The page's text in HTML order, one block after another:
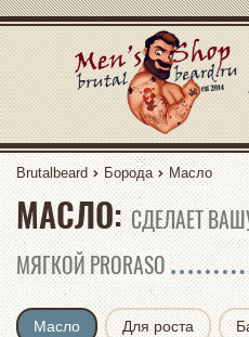
Brutalbeard Борода Масло
МАСЛО:СДЕЛАЕТ
МЯГКОЙ PRORASO
Масло Для роста